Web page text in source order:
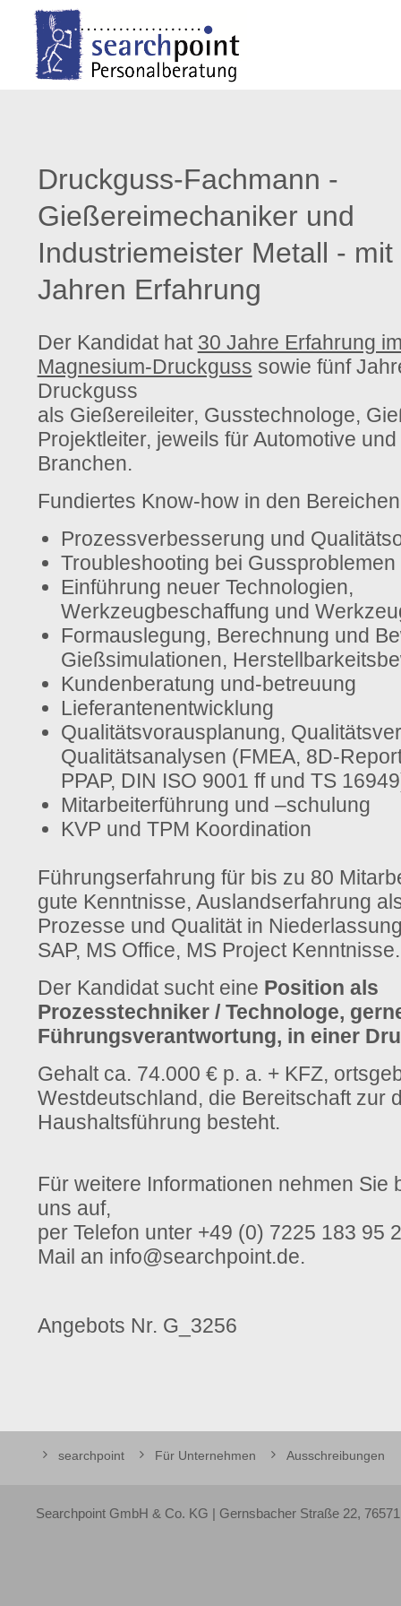
Login
Passwort
Anmelden
Register|Lost your
password?
24h/
365days
We offer support for our
customers
Mon - Fri 8:00am -
Druckguss-Fachmann -
Gießereimechaniker und
Industriemeister Metall - mit
Jahren Erfahrung
Der Kandidat hat 30 Jahre Erfahrung
Magnesium-Druckguss sowie fünf
Druckguss
als Gießereileiter, Gusstechnologe,
Projektleiter, jeweils für Automotive
Branchen.
Fundiertes Know-how in den
Prozessverbesserung und
Troubleshooting bei Gussproblemen
Einführung neuer Technologien,
Werkzeugbeschaffung und
Formauslegung, Berechnung und
Gießsimulationen,
Kundenberatung und-betreuung
Lieferantenentwicklung
Qualitätsvorausplanung,
Qualitätsanalysen (FMEA, 8D-
PPAP, DIN ISO 9001 ff und TS
Mitarbeiterführung und –schulung
KVP und TPM Koordination
Führungserfahrung für bis zu 80
gute Kenntnisse, Auslandserfahrung
Prozesse und Qualität in
SAP, MS Office, MS Project Kenntnisse.
Der Kandidat sucht eine Position als
Prozesstechniker / Technologe,
Führungsverantwortung, in einer
Gehalt ca. 74.000 € p. a. + KFZ,
Westdeutschland, die Bereitschaft zur
Haushaltsführung besteht.
Für weitere Informationen nehmen Sie
uns auf,
per Telefon unter +49 (0) 7225 183 95
Mail an info@searchpoint.de.
Angebots Nr. G_3256
searchpoint Für Unternehmen Ausschreibungen
Searchpoint GmbH & Co. KG | Gernsbacher Straße 22,